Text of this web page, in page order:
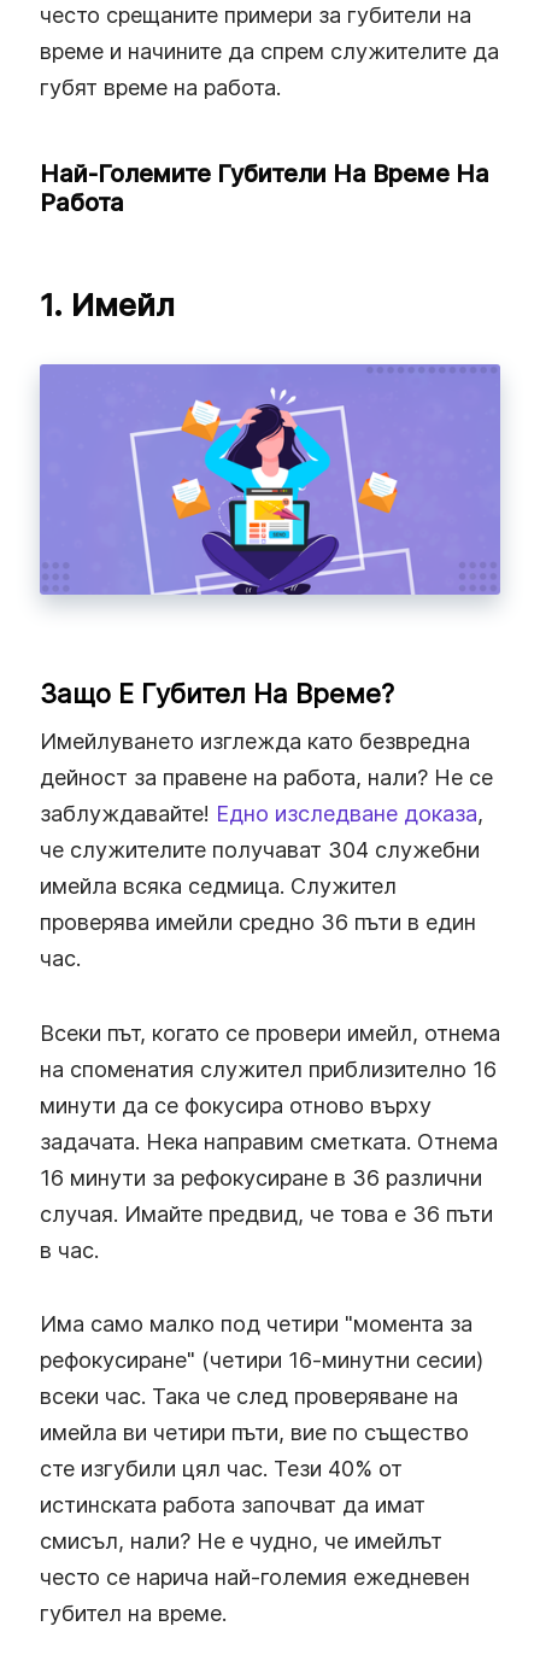
често срещаните примери за губители на
време и начините да спрем служителите да
губят време на работа.
Най-Големите Губители На Време На
Работа
1. Имейл
Защо Е Губител На Време?
Имейлуването изглежда като безвредна
дейност за правене на работа, нали? Не се
заблуждавайте! Едно изследване доказа,
че служителите получават 304 служебни
имейла всяка седмица. Служител
проверява имейли средно 36 пъти в един
час.
Всеки път, когато се провери имейл, отнема
на споменатия служител приблизително 16
минути да се фокусира отново върху
задачата. Нека направим сметката. Отнема
16 минути за рефокусиране в 36 различни
случая. Имайте предвид, че това е 36 пъти
в час.
Има само малко под четири "момента за
рефокусиране" (четири 16-минутни сесии)
всеки час. Така че след проверяване на
имейла ви четири пъти, вие по същество
сте изгубили цял час. Тези 40% от
истинската работа започват да имат
смисъл, нали? Не е чудно, че имейлът
често се нарича най-големия ежедневен
губител на време.